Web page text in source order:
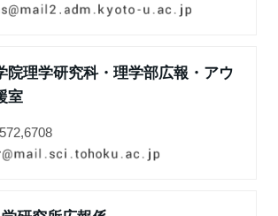
院理学研究科・理学部広報・アウ
室